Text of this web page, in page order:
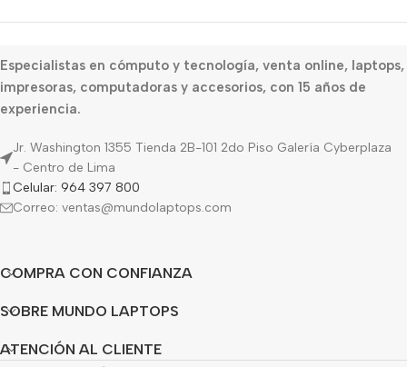
Especialistas en cómputo y tecnología, venta online, laptops,
impresoras, computadoras y accesorios, con 15 años de
experiencia.
Jr. Washington 1355 Tienda 2B-101 2do Piso Galería Cyberplaza
- Centro de Lima
Celular: 964 397 800
Correo: ventas@mundolaptops.com
COMPRA CON CONFIANZA
SOBRE MUNDO LAPTOPS
ATENCIÓN AL CLIENTE